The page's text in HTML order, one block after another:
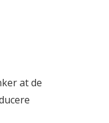
at de